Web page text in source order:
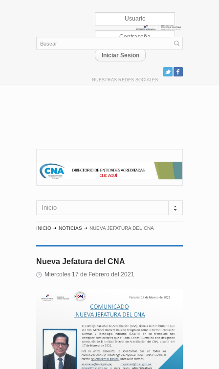
NUESTRAS REDES SOCIALES:
Inicio
INICIO NOTICIAS NUEVA JEFATURA DEL CNA
Nueva Jefatura del CNA
Miercoles 17 de Febrero del 2021